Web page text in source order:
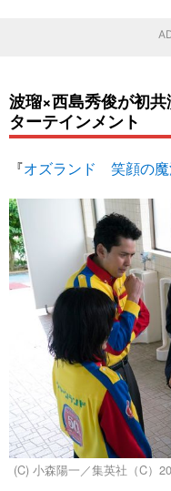
波瑠×西島秀俊が初
ターテインメント
『オズランド 笑顔の魔
(C) 小森陽一／集英社（C）